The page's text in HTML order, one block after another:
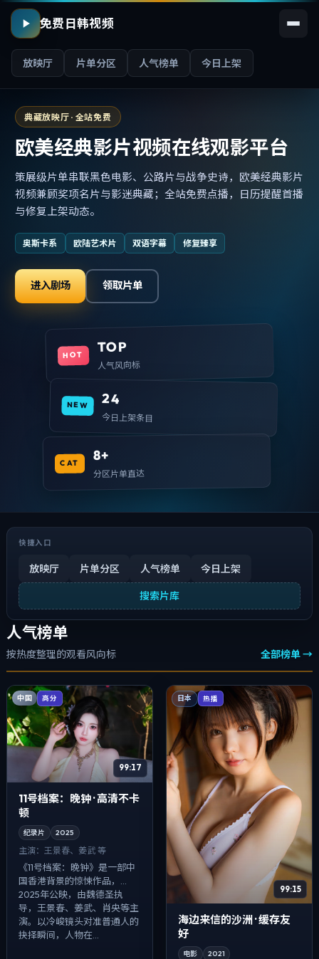
免费日韩视频
放映厅 片单分区 人气榜单 今日上架
典藏放映厅 · 全站免费
欧美经典影片视频在线观影平台
策展级片单串联黑色电影、公路片与战争史诗，欧美经典影片
视频兼顾奖项名片与影迷典藏；全站免费点播，日历提醒首播
与修复上架动态。
奥斯卡系 欧陆艺术片 双语字幕 修复臻享
进入剧场 领取片单
HOT TOP
人气风向标
NEW 24
今日上架条目
CAT 8+
分区片单直达
快捷入口
放映厅 片单分区 人气榜单 今日上架
搜索片库
人气榜单
按热度整理的观看风向标 全部榜单 →
中国 高分
99:17
11号档案：晚钟 · 高清不卡
顿
纪录片 2025
主演： 王景春、姜武 等
《11号档案：晚钟》是一部中
国香港背景的惊悚作品，
2025年公映，由魏德圣执
导，王景春、姜武、肖央等主
演。以冷峻镜头对准普通人的
抉择瞬间，人物在...
日本 热播
99:15
海边来信的沙洲 · 缓存友
好
电影 2021